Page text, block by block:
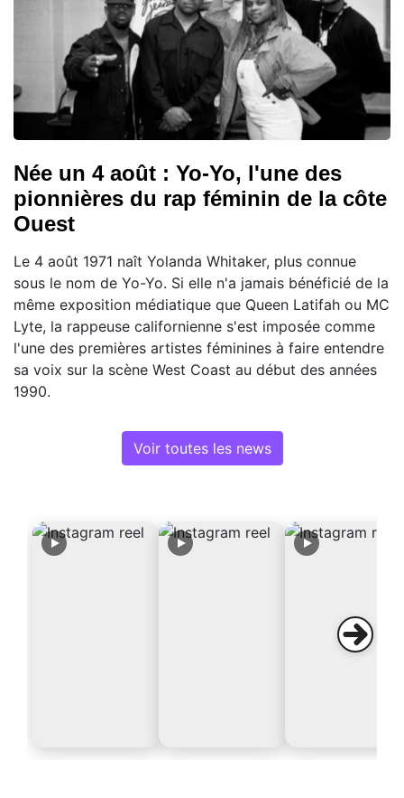
Née un 4 août : Yo-Yo, l'une des
pionnières du rap féminin de la côte
Ouest
Le 4 août 1971 naît Yolanda Whitaker, plus connue
sous le nom de Yo-Yo. Si elle n'a jamais bénéficié de la
même exposition médiatique que Queen Latifah ou MC
Lyte, la rappeuse californienne s'est imposée comme
l'une des premières artistes féminines à faire entendre
sa voix sur la scène West Coast au début des années
1990.
Voir toutes les news